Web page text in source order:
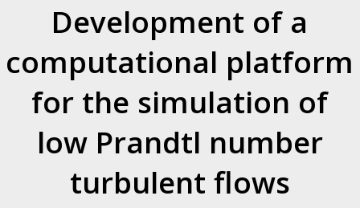
Development of a
computational platform
for the simulation of
low Prandtl number
turbulent flows